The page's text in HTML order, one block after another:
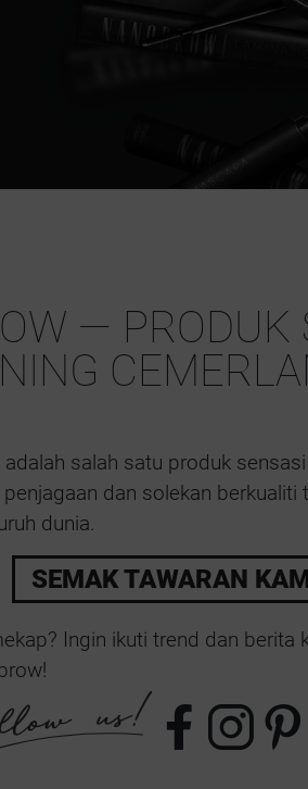
— PRODUK
adalah salah satu produk
dan solekan berkualiti
dunia.
SEMAK TAWARAN
Ingin ikuti trend dan berita